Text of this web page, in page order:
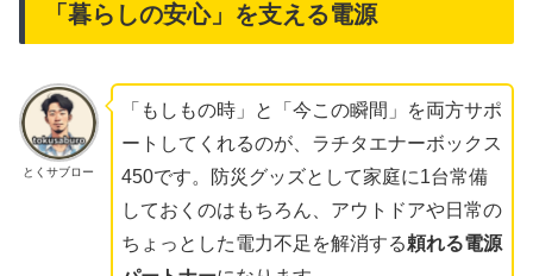
「暮らしの安心」を支える電源
とくサブロー
「もしもの時」と「今この瞬間」を両方サポ
ートしてくれるのが、ラチタエナーボックス
450です。防災グッズとして家庭に1台常備
しておくのはもちろん、アウトドアや日常の
ちょっとした電力不足を解消する頼れる電源